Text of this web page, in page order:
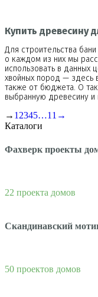
Купить древесину
Для строительства
о каждом из них мы
использовать в данных
хвойных пород — здесь
также от бюджета. О
выбранную древесину
→ 1 2345…11 →
Каталоги
Фахверк проекты
22 проекта домов
Скандинавский
50 проектов домов